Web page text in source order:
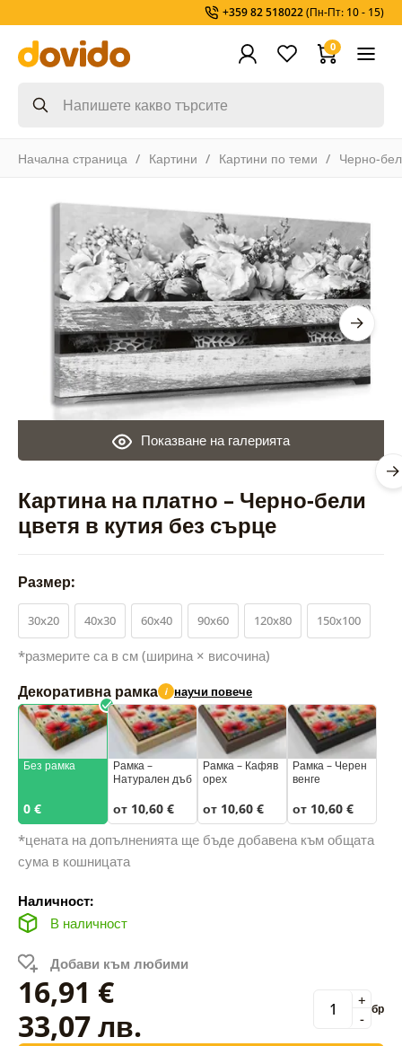
+359 82 518022(Пн-Пт: 10 - 15)
0
Начална страница Картини Картини по теми Черно-
Картина на платно – Черно-бели
цветя в кутия без сърце
Показване на галерията
Размер:
30x20 40x30 60x40 90x60 120x80 150x100
*размерите са в см (ширина × височина)
Декоративна рамка i научи повече
Без рамка
0 €
Рамка –
Натурален дъб
от 10,60 €
Рамка – Кафяв
орех
от 10,60 €
Рамка – Черен
венге
от 10,60 €
*цената на допълненията ще бъде добавена към общата
сума в кошницата
Наличност:
В наличност
Добави към любими
16,91 €
33,07 лв.
-
+ бр